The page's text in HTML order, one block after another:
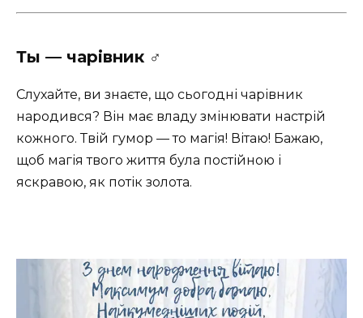
Ты — чарівник ‍♂️
Слухайте, ви знаєте, що сьогодні чарівник
народився? Він має владу змінювати настрій
кожного. Твій гумор — то магія! Вітаю! Бажаю,
щоб магія твого життя була постійною і
яскравою, як потік золота.